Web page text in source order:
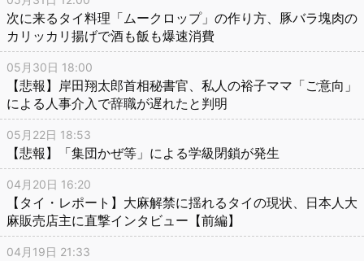
次に来るタイ料理「ムークロップ」の作り方、豚バラ塊肉の
カリッカリ揚げで酒も飯も爆速消費
05月30日 18:00
【悲報】岸田翔太郎首相秘書官、私人の裕子ママ「ご意向」
による人事介入で辞職が遅れたと判明
05月22日 18:53
【悲報】「集団かぜ等」による学級閉鎖が発生
04月20日 16:20
【タイ・レポート】大麻解禁に揺れるタイの現状、日本人大
麻販売店主に直撃インタビュー【前編】
04月19日 21:33